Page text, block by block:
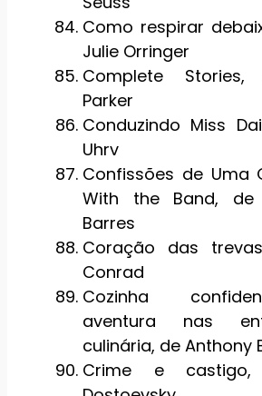
Como respirar
Julie Orringer
Complete
Parker
Conduzindo Miss
Uhrv
Confissões de Uma
With the Band, de
Barres
Coração das
Conrad
Cozinha
aventura nas
culinária, de Anthony
Crime e